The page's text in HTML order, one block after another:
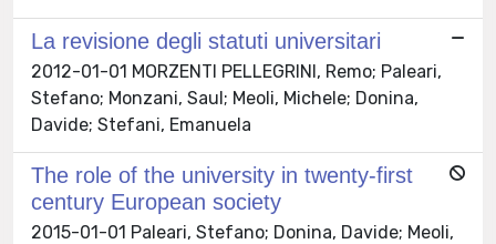
La revisione degli statuti universitari
2012-01-01 MORZENTI PELLEGRINI, Remo; Paleari,
Stefano; Monzani, Saul; Meoli, Michele; Donina,
Davide; Stefani, Emanuela
The role of the university in twenty-first
century European society
2015-01-01 Paleari, Stefano; Donina, Davide; Meoli,